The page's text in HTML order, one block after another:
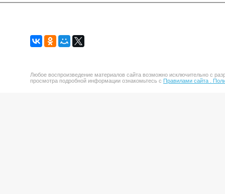
Любое воспроизведение материалов сайта возможно исключительно с
просмотра подробной информации ознакомьтесь с Правилами сайта .